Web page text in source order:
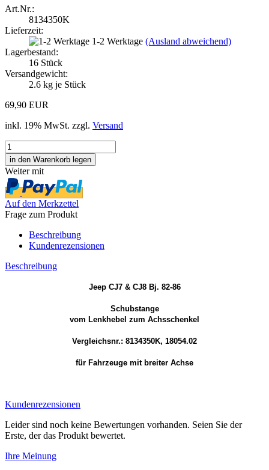
Art.Nr.:
8134350K
Lieferzeit:
1-2 Werktage (Ausland abweichend)
Lagerbestand:
16 Stück
Versandgewicht:
2.6 kg je Stück
69,90 EUR
inkl. 19% MwSt. zzgl. Versand
Weiter mit
Auf den Merkzettel
Frage zum Produkt
Beschreibung
Kundenrezensionen
Beschreibung
Jeep CJ7 & CJ8 Bj. 82-86
Schubstange
vom Lenkhebel zum Achsschenkel
Vergleichsnr.: 8134350K, 18054.02
für Fahrzeuge mit breiter Achse
Kundenrezensionen
Leider sind noch keine Bewertungen vorhanden. Seien Sie der
Erste, der das Produkt bewertet.
Ihre Meinung